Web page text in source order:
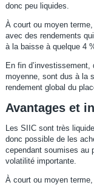
donc peu liquides.
À court ou moyen
avec des rendements
à la baisse à quelque 4
En fin d’investissement,
moyenne, sont dus à la
rendement global du
Avantages et
Les SIIC sont très
donc possible de les
cependant soumises au
volatilité importante.
À court ou moyen